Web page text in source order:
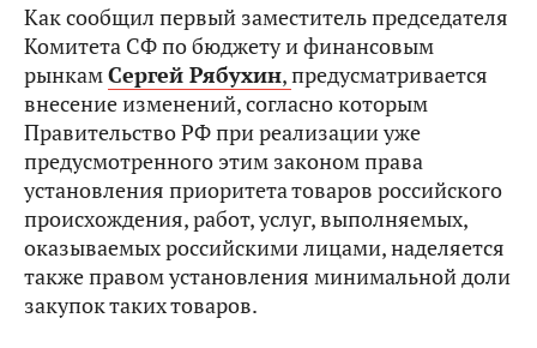
Как сообщил первый заместитель председателя
Комитета СФ по бюджету и финансовым
рынкамСергей Рябухин,предусматривается
внесение изменений, согласно которым
Правительство РФ при реализации уже
предусмотренного этим законом права
установления приоритета товаров российского
происхождения, работ, услуг, выполняемых,
оказываемых российскими лицами, наделяется
также правом установления минимальной доли
закупок таких товаров.